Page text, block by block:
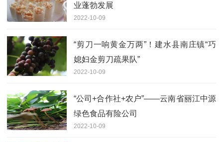
业蓬勃发展
2022-10-09
“剪刀一响黄金万两”！建水县南庄镇“巧
媳妇金剪刀疏果队”
2022-10-09
“公司+合作社+农户”——云南省丽江中源
绿色食品有险公司
2022-10-09